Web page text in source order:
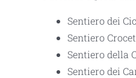
Sentiero dei
Sentiero
Sentiero della
Sentiero dei